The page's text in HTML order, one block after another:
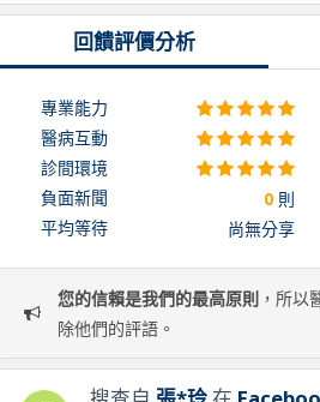
回饋評價分析
專業能力
醫病互動
診間環境
負面新聞
0 則
平均等待
尚無分享
您的信賴是我們的最高原則 ，所以
除他們的評語。